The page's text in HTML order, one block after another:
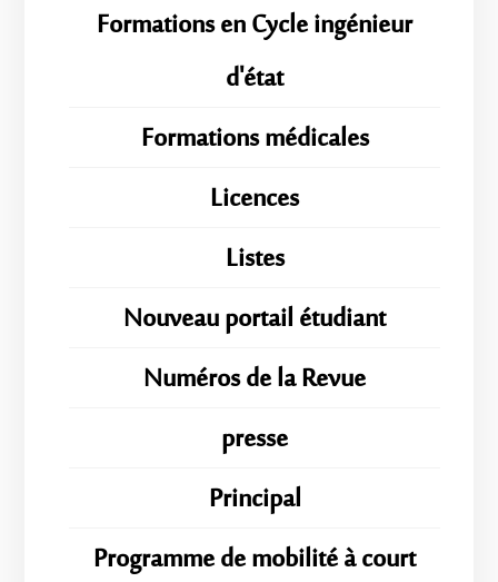
Formations en Cycle ingénieur
d'état
Formations médicales
Licences
Listes
Nouveau portail étudiant
Numéros de la Revue
presse
Principal
Programme de mobilité à court